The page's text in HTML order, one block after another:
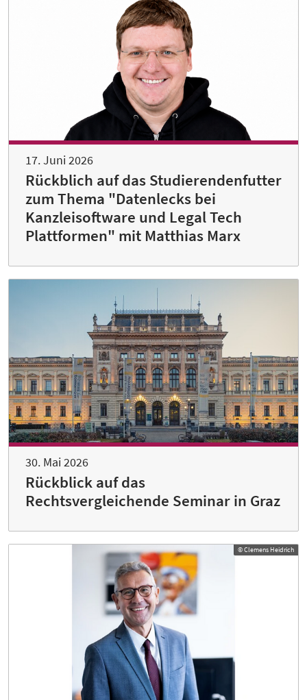
17. Juni 2026
Rückblich auf das Studierendenfutter
zum Thema "Datenlecks bei
Kanzleisoftware und Legal Tech
Plattformen" mit Matthias Marx
30. Mai 2026
Rückblick auf das
Rechtsvergleichende Seminar in Graz
© Clemens Heidrich